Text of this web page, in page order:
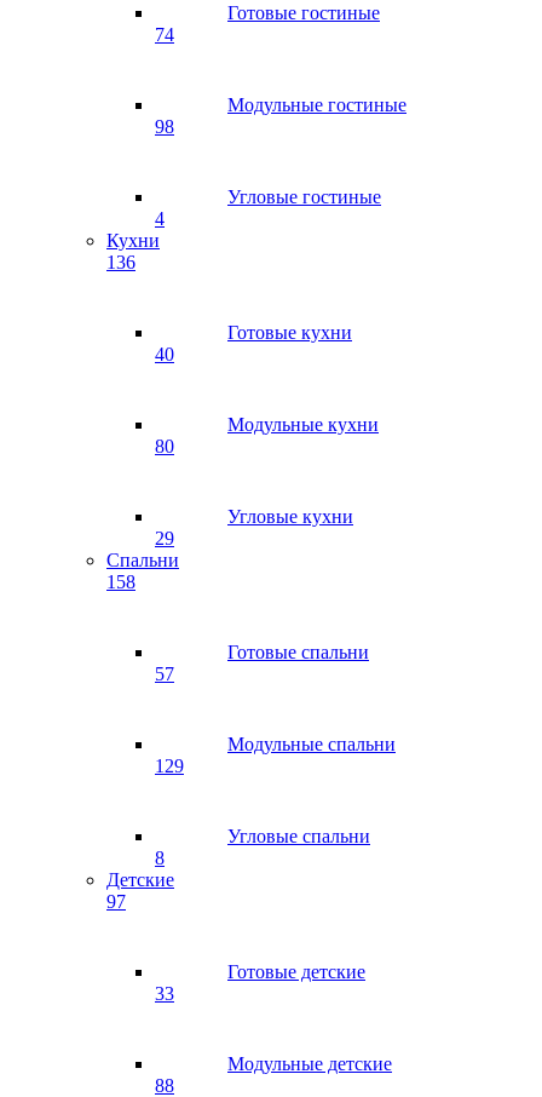
Готовые гостиные
74
Модульные гостиные
98
Угловые гостиные
4
Кухни
136
Готовые кухни
40
Модульные кухни
80
Угловые кухни
29
Спальни
158
Готовые спальни
57
Модульные спальни
129
Угловые спальни
8
Детские
97
Готовые детские
33
Модульные детские
88